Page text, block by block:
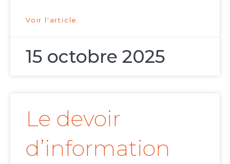
Voir l'article
15 octobre 2025
Le devoir
d’information